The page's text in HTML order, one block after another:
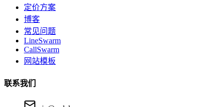
定价方案
博客
常见问题
LineSwarm
CallSwarm
网站模板
联系我们